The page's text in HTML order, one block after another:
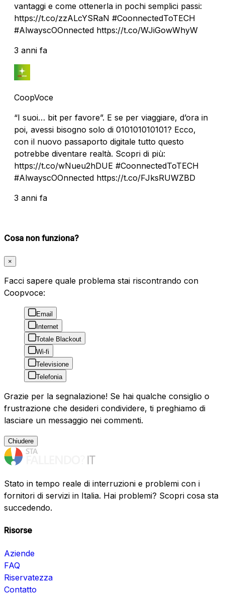
vantaggi e come ottenerla in pochi semplici passi:
https://t.co/zzALcYSRaN #CoonnectedToTECH
#AlwayscOOnnected https://t.co/WJiGowWhyW
3 anni fa
CoopVoce
“I suoi… bit per favore”. E se per viaggiare, d’ora in
poi, avessi bisogno solo di 010101010101? Ecco,
con il nuovo passaporto digitale tutto questo
potrebbe diventare realtà. Scopri di più:
https://t.co/wNueu2hDUE #CoonnectedToTECH
#AlwayscOOnnected https://t.co/FJksRUWZBD
3 anni fa
Cosa non funziona?
×
Facci sapere quale problema stai riscontrando con
Coopvoce:
Email
Internet
Totale Blackout
Wi-fi
Televisione
Telefonia
Grazie per la segnalazione! Se hai qualche consiglio o
frustrazione che desideri condividere, ti preghiamo di
lasciare un messaggio nei commenti.
Chiudere
Stato in tempo reale di interruzioni e problemi con i
fornitori di servizi in Italia. Hai problemi? Scopri cosa sta
succedendo.
Risorse
Aziende
FAQ
Riservatezza
Contatto